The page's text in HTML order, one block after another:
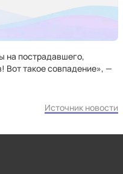
на пострадавшего,
Вот такое совпадение», —
Источник новости